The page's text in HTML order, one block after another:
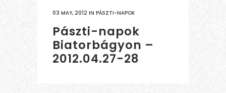
03 MAY, 2012 IN PÁSZTI-NAPOK
Pászti-napok
Biatorbágyon –
2012.04.27-28